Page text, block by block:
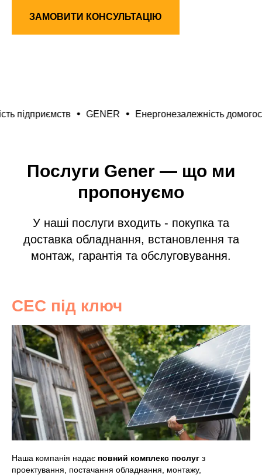
ЗАМОВИТИ КОНСУЛЬТАЦІЮ
підприємств GENER
Послуги Gener — що ми
пропонуємо
У наші послуги входить - покупка та
доставка обладнання, встановлення та
монтаж, гарантія та обслуговування.
СЕС під ключ
Наша компанія надає повний комплекс послуг з
проектування, постачання обладнання, монтажу,